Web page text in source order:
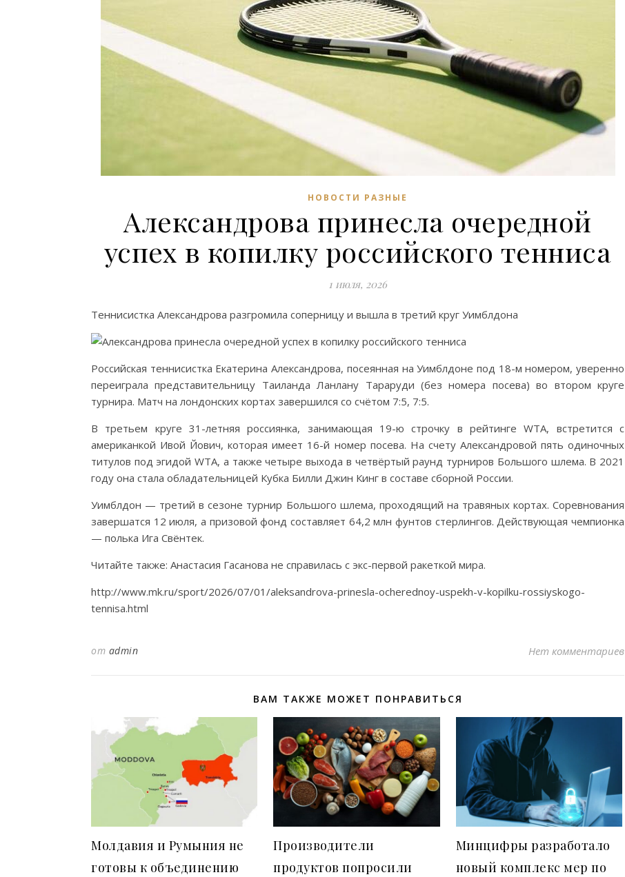
НОВОСТИ РАЗНЫЕ
Александрова принесла очередной
успех в копилку российского тенниса
1 июля, 2026
Теннисистка Александрова разгромила соперницу и вышла в третий круг Уимблдона
Российская теннисистка Екатерина Александрова, посеянная на Уимблдоне под 18-м номером, уверенно
переиграла представительницу Таиланда Ланлану Тараруди (без номера посева) во втором круге
турнира. Матч на лондонских кортах завершился со счётом 7:5, 7:5.
В третьем круге 31-летняя россиянка, занимающая 19-ю строчку в рейтинге WTA, встретится с
американкой Ивой Йович, которая имеет 16-й номер посева. На счету Александровой пять одиночных
титулов под эгидой WTA, а также четыре выхода в четвёртый раунд турниров Большого шлема. В 2021
году она стала обладательницей Кубка Билли Джин Кинг в составе сборной России.
Уимблдон — третий в сезоне турнир Большого шлема, проходящий на травяных кортах. Соревнования
завершатся 12 июля, а призовой фонд составляет 64,2 млн фунтов стерлингов. Действующая чемпионка
— полька Ига Свёнтек.
Читайте также: Анастасия Гасанова не справилась с экс-первой ракеткой мира.
http://www.mk.ru/sport/2026/07/01/aleksandrova-prinesla-ocherednoy-uspekh-v-kopilku-rossiyskogo-
tennisa.html
от admin Нет комментариев
ВАМ ТАКЖЕ МОЖЕТ ПОНРАВИТЬСЯ
Молдавия и Румыния не
готовы к объединению
Производители
продуктов попросили
Минцифры разработало
новый комплекс мер по